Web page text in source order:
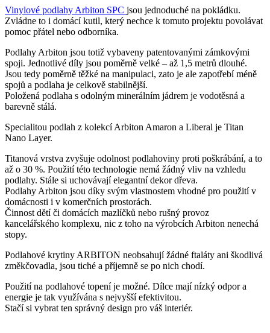
Vinylové podlahy Arbiton SPC jsou jednoduché na pokládku.
Zvládne to i domácí kutil, který nechce k tomuto projektu povolávat
pomoc přátel nebo odborníka.
Podlahy Arbiton jsou totiž vybaveny patentovanými zámkovými
spoji. Jednotlivé díly jsou poměrně velké – až 1,5 metrů dlouhé.
Jsou tedy poměrně těžké na manipulaci, zato je ale zapotřebí méně
spojů a podlaha je celkově stabilnější.
Položená podlaha s odolným minerálním jádrem je vodotěsná a
barevně stálá.
Specialitou podlah z kolekcí Arbiton Amaron a Liberal je Titan
Nano Layer.
Titanová vrstva zvyšuje odolnost podlahoviny proti poškrábání, a to
až o 30 %. Použití této technologie nemá žádný vliv na vzhledu
podlahy. Stále si uchovávají elegantní dekor dřeva.
Podlahy Arbiton jsou díky svým vlastnostem vhodné pro použití v
domácnosti i v komerčních prostorách.
Činnost dětí či domácích mazlíčků nebo rušný provoz
kancelářského komplexu, nic z toho na výrobcích Arbiton nenechá
stopy.
Podlahové krytiny ARBITON neobsahují žádné ftaláty ani škodlivá
změkčovadla, jsou tiché a příjemně se po nich chodí.
Použití na podlahové topení je možné. Dílce mají nízký odpor a
energie je tak využívána s nejvyšší efektivitou.
Stačí si vybrat ten správný design pro váš interiér.